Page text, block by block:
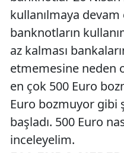
kullanılmaya devam
banknotların
az kalması
etmemesine neden
en çok 500 Euro
Euro bozmuyor gibi
başladı. 500 Euro
inceleyelim.